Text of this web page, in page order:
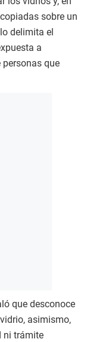
sobre un
delimita el
a
que
que desconoce
asimismo,
ni trámite